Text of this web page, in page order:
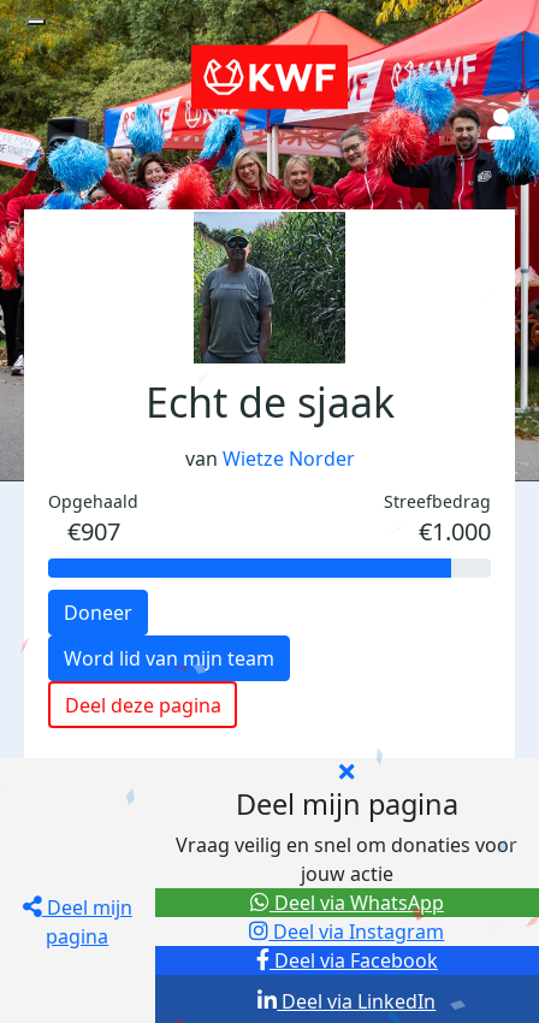
Echt de sjaak
van Wietze Norder
Opgehaald
€907
Streefbedrag
€1.000
Doneer
Word lid van mijn team
Deel deze pagina
Deel mijn
pagina
Deel mijn pagina
Vraag veilig en snel om donaties voor
jouw actie
Deel via Facebook
Deel via Instagram
Deel via LinkedIn
Deel via WhatsApp